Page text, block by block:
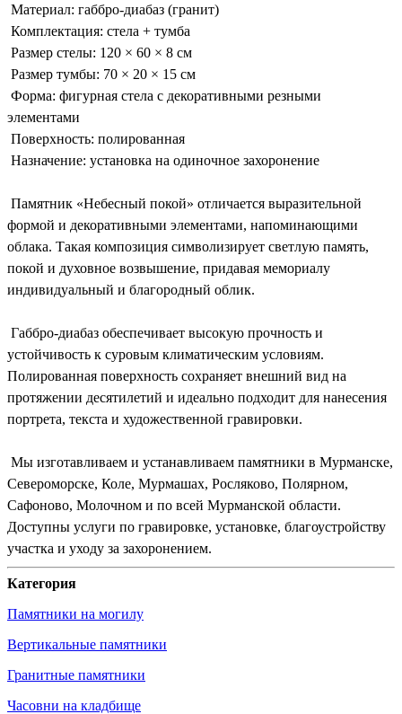
Материал: габбро-диабаз (гранит)
Комплектация: стела + тумба
Размер стелы: 120 × 60 × 8 см
Размер тумбы: 70 × 20 × 15 см
Форма: фигурная стела с декоративными резными
элементами
Поверхность: полированная
Назначение: установка на одиночное захоронение
Памятник «Небесный покой» отличается выразительной
формой и декоративными элементами, напоминающими
облака. Такая композиция символизирует светлую память,
покой и духовное возвышение, придавая мемориалу
индивидуальный и благородный облик.
Габбро-диабаз обеспечивает высокую прочность и
устойчивость к суровым климатическим условиям.
Полированная поверхность сохраняет внешний вид на
протяжении десятилетий и идеально подходит для нанесения
портрета, текста и художественной гравировки.
Мы изготавливаем и устанавливаем памятники в Мурманске,
Североморске, Коле, Мурмашах, Росляково, Полярном,
Сафоново, Молочном и по всей Мурманской области.
Доступны услуги по гравировке, установке, благоустройству
участка и уходу за захоронением.
Категория
Памятники на могилу
Вертикальные памятники
Гранитные памятники
Часовни на кладбище